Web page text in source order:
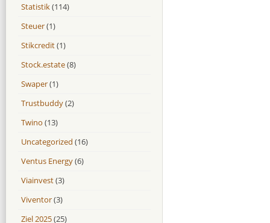
Statistik(114)
Steuer(1)
Stikcredit(1)
Stock.estate(8)
Swaper(1)
Trustbuddy(2)
Twino (13)
Uncategorized (16)
Ventus Energy(6)
Viainvest(3)
Viventor(3)
Ziel 2025(25)